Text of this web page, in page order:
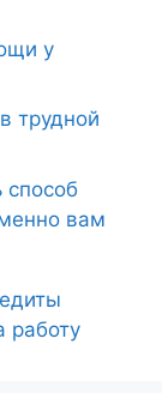
у
трудной
способ
вам
работу